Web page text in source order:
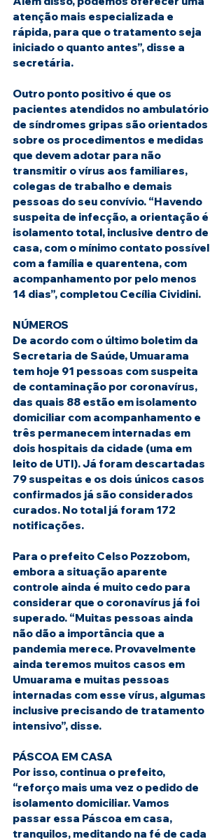
atenção mais especializada e
rápida, para que o tratamento seja
iniciado o quanto antes”, disse a
secretária.
Outro ponto positivo é que os
pacientes atendidos no ambulatório
de síndromes gripas são orientados
sobre os procedimentos e medidas
que devem adotar para não
transmitir o vírus aos familiares,
colegas de trabalho e demais
pessoas do seu convívio. “Havendo
suspeita de infecção, a orientação é
isolamento total, inclusive dentro de
casa, com o mínimo contato possível
com a família e quarentena, com
acompanhamento por pelo menos
14 dias”, completou Cecília Cividini.
NÚMEROS
De acordo com o último boletim da
Secretaria de Saúde, Umuarama
tem hoje 91 pessoas com suspeita
de contaminação por coronavírus,
das quais 88 estão em isolamento
domiciliar com acompanhamento e
três permanecem internadas em
dois hospitais da cidade (uma em
leito de UTI). Já foram descartadas
79 suspeitas e os dois únicos casos
confirmados já são considerados
curados. No total já foram 172
notificações.
Para o prefeito Celso Pozzobom,
embora a situação aparente
controle ainda é muito cedo para
considerar que o coronavírus já foi
superado. “Muitas pessoas ainda
não dão a importância que a
pandemia merece. Provavelmente
ainda teremos muitos casos em
Umuarama e muitas pessoas
internadas com esse vírus, algumas
inclusive precisando de tratamento
intensivo”, disse.
PÁSCOA EM CASA
Por isso, continua o prefeito,
“reforço mais uma vez o pedido de
isolamento domiciliar. Vamos
passar essa Páscoa em casa,
tranquilos, meditando na fé de cada